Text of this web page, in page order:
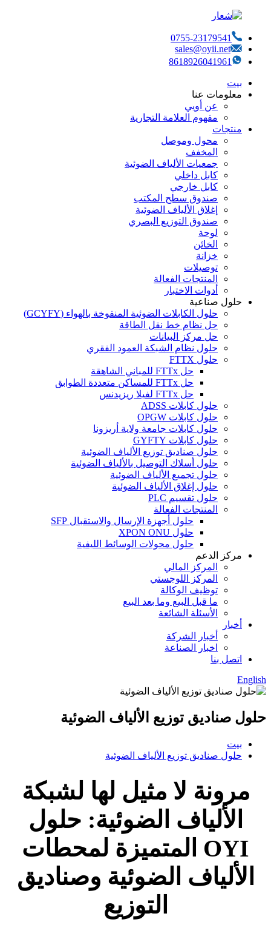
0755-23179541
sales@oyii.net
8618926041961
بيت
معلومات عنا
عن أويي
مفهوم العلامة التجارية
منتجات
محول وموصل
المخفف
جمعيات الألياف الضوئية
كابل داخلي
كابل خارجي
صندوق سطح المكتب
إغلاق الألياف الضوئية
صندوق التوزيع البصري
لوحة
الخائن
خزانة
توصيلات
المنتجات الفعالة
أدوات الاختبار
حلول صناعية
حلول الكابلات الضوئية المنفوخة بالهواء (GCYFY)
حل نظام خط نقل الطاقة
حل مركز البيانات
حلول نظام الشبكة العمود الفقري
حلول FTTX
حل FTTx للمباني الشاهقة
حل FTTx للمساكن متعددة الطوابق
حل FTTx لفيلا ريزيدنس
حلول كابلات ADSS
حلول كابلات OPGW
حلول كابلات جامعة ولاية أريزونا
حلول كابلات GYFTY
حلول صناديق توزيع الألياف الضوئية
حلول أسلاك التوصيل بالألياف الضوئية
حلول تجميع الألياف الضوئية
حلول إغلاق الألياف الضوئية
حلول تقسيم PLC
المنتجات الفعالة
حلول أجهزة الإرسال والاستقبال SFP
حلول XPON ONU
حلول محولات الوسائط الليفية
مركز الدعم
المركز المالي
المركز اللوجستي
توظيف الوكالة
ما قبل البيع وما بعد البيع
الأسئلة الشائعة
أخبار
أخبار الشركة
اخبار الصناعة
اتصل بنا
English
حلول صناديق توزيع الألياف الضوئية
بيت
حلول صناديق توزيع الألياف الضوئية
مرونة لا مثيل لها لشبكة
الألياف الضوئية: حلول
OYI المتميزة لمحطات
الألياف الضوئية وصناديق
التوزيع